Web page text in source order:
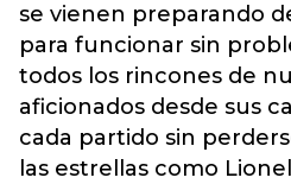
se vienen preparando
para funcionar sin
todos los rincones de
aficionados desde sus
cada partido sin
las estrellas como